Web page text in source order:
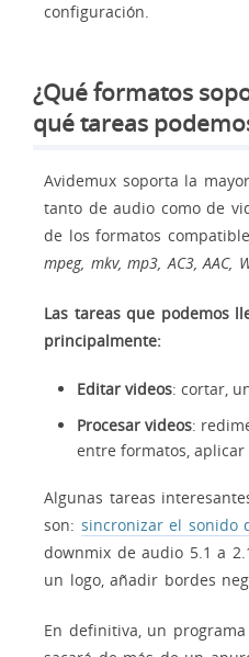
configuración.
¿Qué formatos
qué tareas
Avidemux soporta la
tanto de audio como de
de los formatos
mpeg, mkv, mp3, AC3, AAC,
Las tareas que podemos
principalmente:
Editar videos: cortar,
Procesar videos:
entre formatos, aplicar
Algunas tareas
son: sincronizar el sonido
downmix de audio 5.1 a
un logo, añadir bordes
En definitiva, un